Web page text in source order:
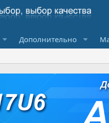
Дополнительно